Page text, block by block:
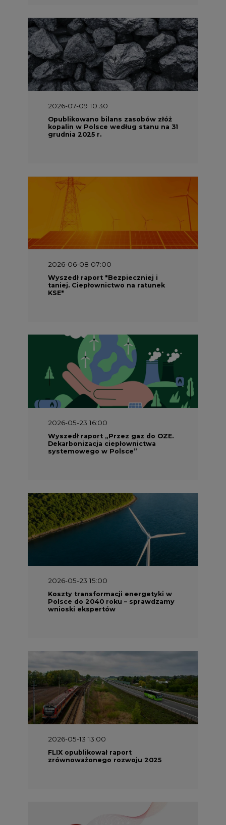
2026-07-09 10:30
Opublikowano bilans zasobów złóż
kopalin w Polsce według stanu na 31
grudnia 2025 r.
2026-06-08 07:00
Wyszedł raport "Bezpieczniej i
taniej. Ciepłownictwo na ratunek
KSE"
2026-05-23 16:00
Wyszedł raport „Przez gaz do OZE.
Dekarbonizacja ciepłownictwa
systemowego w Polsce”
2026-05-23 15:00
Koszty transformacji energetyki w
Polsce do 2040 roku – sprawdzamy
wnioski ekspertów
2026-05-13 13:00
FLIX opublikował raport
zrównoważonego rozwoju 2025